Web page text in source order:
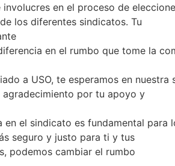
involucres en el proceso de
los diferentes sindicatos. Tu
en el rumbo que tome la
a USO, te esperamos en
agradecimiento por tu apoyo y
el sindicato es fundamental
seguro y justo para ti y tus
podemos cambiar el rumbo